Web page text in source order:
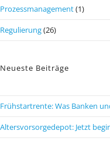
Prozessmanagement(1)
Regulierung(26)
Neueste Beiträge
Frühstartrente: Was Banken
Altersvorsorgedepot: Jetzt